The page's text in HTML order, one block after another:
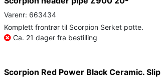
Varenr: 663434
Komplett frontrør til Scorpion Serket potte.
Ca. 21 dager fra bestilling
Scorpion Red Power Black Ceramic.